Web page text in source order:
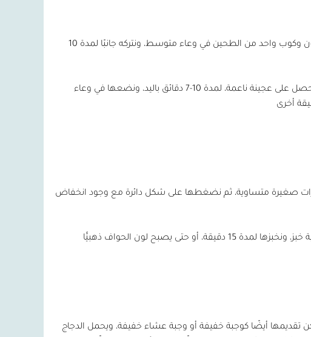
1. نخلط الماء والزيت والسكر والملح والخميرة وزيت الزيتون وكوب واحد من الطحين في وعاء متوسط، ونتركه جانبًا لمدة 10
2. نخلط المقادير جيدًا، ونعجن حتى تمتزج العجينة جيدًا ونحصل على عجينة ناعمة، لمدة 10-7 دقائق باليد، ونضعها في وعاء
صغيرة متساوية، ثم نضغطها على شكل دائرة مع وجود انخفاض
تقديمها أيضًا كوجبة خفيفة أو وجبة عشاء خفيفة، ويحمل الدجاج